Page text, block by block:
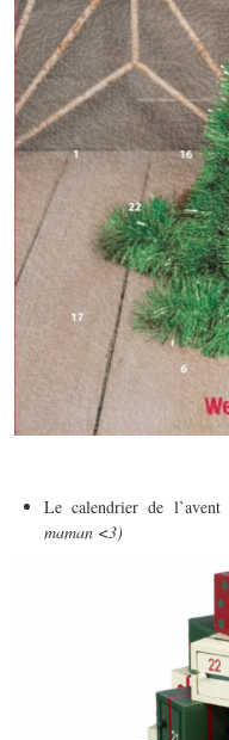
Le calendrier de l’avent
maman <3)